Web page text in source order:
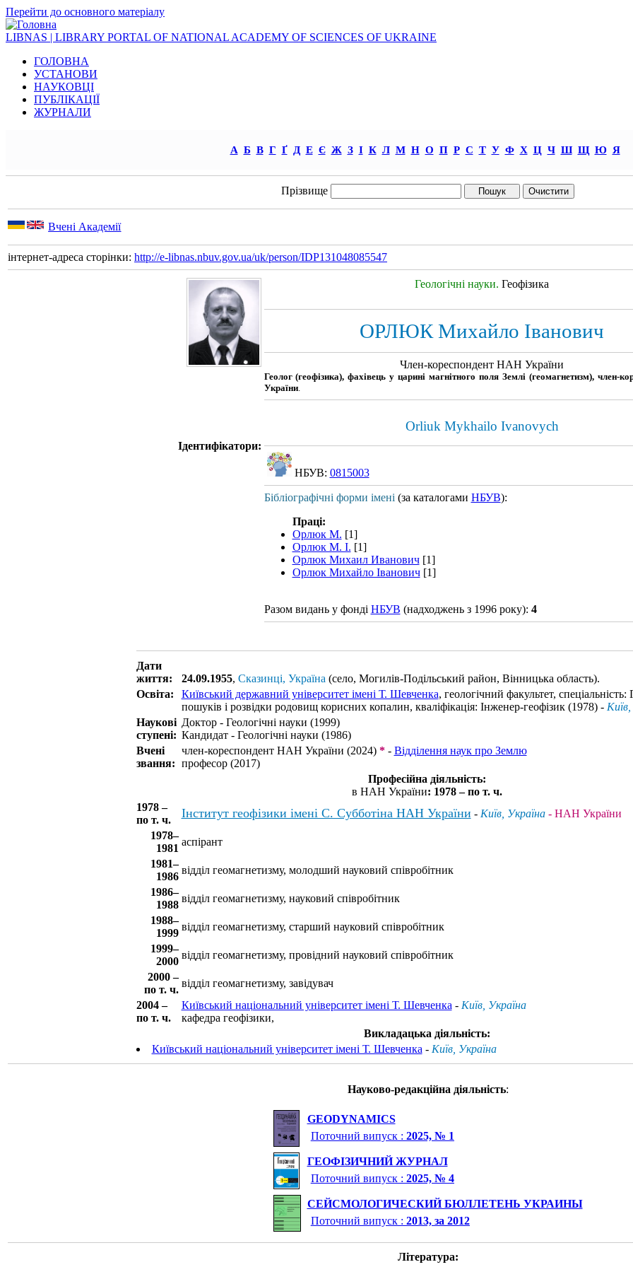
Перейти до основного матеріалу
LIBNAS | LIBRARY PORTAL OF NATIONAL ACADEMY OF SCIENCES OF UKRAINE
ГОЛОВНА
УСТАНОВИ
НАУКОВЦІ
ПУБЛІКАЦІЇ
ЖУРНАЛИ
А Б В Г Ґ Д Е Є Ж З І К Л М Н О П Р С Т У Ф Х Ц Ч Ш Щ Ю Я
Прізвище
Вчені Академії
інтернет-адреса сторінки: http://e-libnas.nbuv.gov.ua/uk/person/IDP131048085547
Геологічні науки. Геофізика
ОРЛЮК Михайло Іванович
Член-кореспондент НАН України
Геолог (геофізика), фахівець у царині магнітного поля Землі (геомагнетизм), член-
України.
Orliuk Mykhailo Ivanovych
Ідентифікатори:
НБУВ: 0815003
Бібліографічні форми імені (за каталогами НБУВ):
Праці:
Орлюк М. [1]
Орлюк М. І. [1]
Орлюк Михаил Иванович[1]
Орлюк Михайло Іванович[1]
Разом видань у фонді НБУВ (надходжень з 1996 року): 4
Дати
життя:
24.09.1955, Сказинці, Україна (село, Могилів-Подільський район, Вінницька область).
Освіта:
Київський державний університет імені Т. Шевченка, геологічний факультет, спеціальність:
пошуків і розвідки родовищ корисних копалин, кваліфікація: Інженер-геофізик (1978) -Київ,
Наукові
ступені:
Доктор - Геологічні науки (1999)
Кандидат - Геологічні науки (1986)
Вчені
звання:
член-кореспондент НАН України (2024)*- Відділення наук про Землю
професор (2017)
Професійна діяльність:
в НАН України: 1978 – по т. ч.
1978 –
по т. ч.
Інститут геофізики імені С. Субботіна НАН України - Київ, Україна- НАН України
1978–
1981
аспірант
1981–
1986
відділ геомагнетизму, молодший науковий співробітник
1986–
1988
відділ геомагнетизму, науковий співробітник
1988–
1999
відділ геомагнетизму, старший науковий співробітник
1999–
2000
відділ геомагнетизму, провідний науковий співробітник
2000 –
по т. ч.
відділ геомагнетизму, завідувач
2004 –
по т. ч.
Київський національний університет імені Т. Шевченка - Київ, Україна
кафедра геофізики,
Викладацька діяльність:
Київський національний університет імені Т. Шевченка - Київ, Україна
Науково-редакційна діяльність:
GEODYNAMICS
Поточний випуск : 2025, № 1
ГЕОФІЗИЧНИЙ ЖУРНАЛ
Поточний випуск : 2025, № 4
СЕЙСМОЛОГИЧЕСКИЙ БЮЛЛЕТЕНЬ УКРАИНЫ
Поточний випуск : 2013, за 2012
Література: